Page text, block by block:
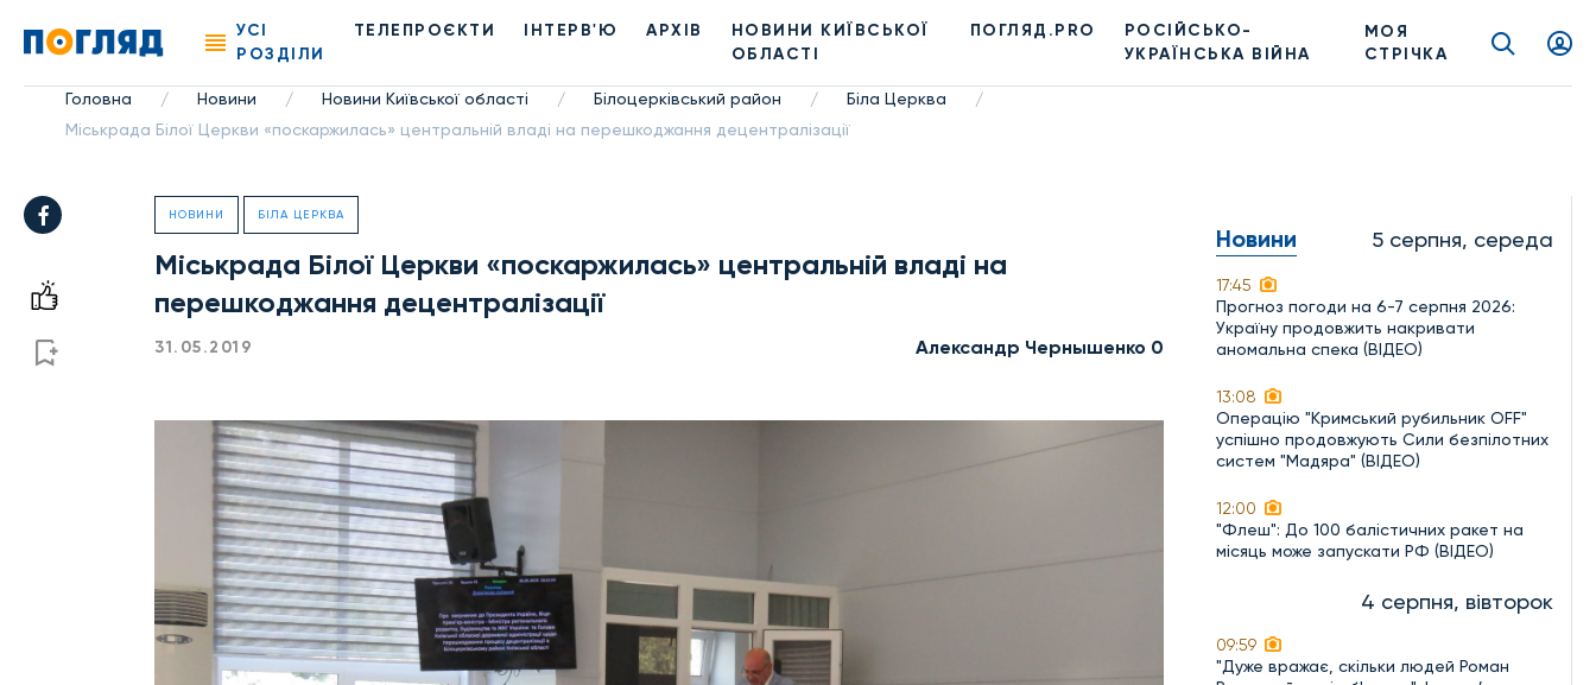
УСІ
РОЗДІЛИ
ТЕЛЕПРОЄКТИ ІНТЕРВ'Ю АРХІВ
НОВИНИ КИЇВСЬКОЇ
ОБЛАСТІ
ПОГЛЯД.PRO
РОСІЙСЬКО-
УКРАЇНСЬКА ВІЙНА
МОЯ
СТРІЧКА
Головна / Новини / Новини Київської області / Білоцерківський район / Біла Церква
/
Міськрада Білої Церкви «поскаржилась» центральній владі на перешкоджання децентралізації
НОВИНИ БІЛА ЦЕРКВА
Міськрада Білої Церкви «поскаржилась» центральній владі на
перешкоджання децентралізації
31.05.2019 Александр Чернышенко 0
Новини 5 серпня, середа
17:45
Прогноз погоди на 6-7 серпня 2026:
Україну продовжить накривати
аномальна спека (ВІДЕО)
13:08
Операцію "Кримський рубильник OFF"
успішно продовжують Сили безпілотних
систем "Мадяра" (ВІДЕО)
12:00
"Флеш": До 100 балістичних ракет на
місяць може запускати РФ (ВІДЕО)
4 серпня, вівторок
09:59
"Дуже вражає, скільки людей Роман